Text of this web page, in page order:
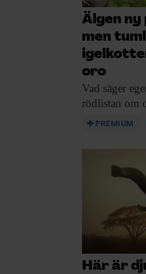
Älgen ny
men
oro
Vad säger
rödlistan om
PREMIUM
Här är